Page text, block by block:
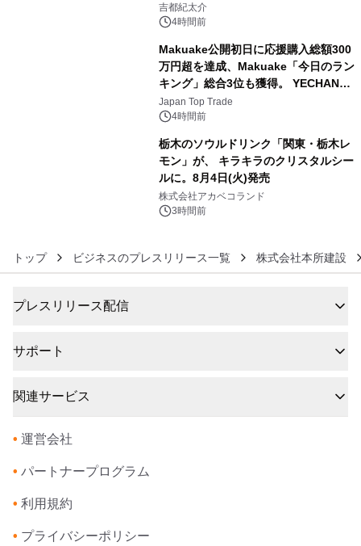
吉都紀太介
4時間前
Makuake公開初日に応援購入総額300
万円超を達成、Makuake「今日のラン
キング」総合3位も獲得。 YECHAN音
浴シンギングボウル第2弾の大型サイ
ズ（XL・2XL・3XL）を先行販売中
Japan Top Trade
4時間前
栃木のソウルドリンク「関東・栃木レ
モン」が、 キラキラのクリスタルシー
ルに。8月4日(火)発売
株式会社アカベコランド
3時間前
トップ ビジネスのプレスリリース一覧 株式会社本所建設
プレスリリース配信
サポート
関連サービス
• 運営会社
• パートナープログラム
• 利用規約
• プライバシーポリシー